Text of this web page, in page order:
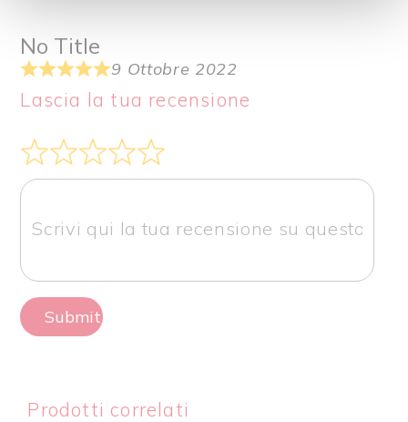
No Title
9 Ottobre 2022
Lascia la tua recensione
Submit Review
Prodotti correlati